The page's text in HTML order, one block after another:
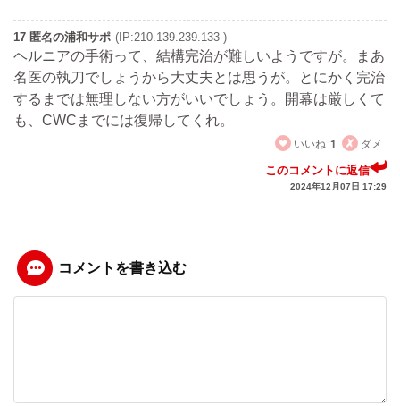
17 匿名の浦和サポ (IP:210.139.239.133 )
ヘルニアの手術って、結構完治が難しいようですが。まあ
名医の執刀でしょうから大丈夫とは思うが。とにかく完治
するまでは無理しない方がいいでしょう。開幕は厳しくて
も、CWCまでには復帰してくれ。
いいね 1 ダメ
このコメントに返信
2024年12月07日 17:29
コメントを書き込む